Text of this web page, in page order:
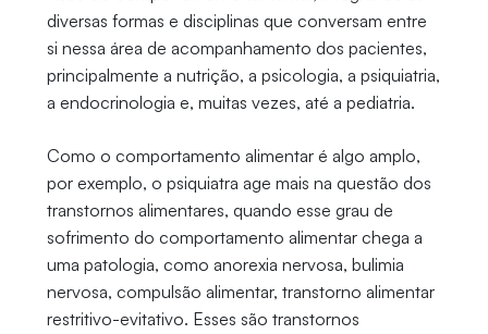
diversas formas e disciplinas que conversam entre
si nessa área de acompanhamento dos pacientes,
principalmente a nutrição, a psicologia, a psiquiatria,
a endocrinologia e, muitas vezes, até a pediatria.
Como o comportamento alimentar é algo amplo,
por exemplo, o psiquiatra age mais na questão dos
transtornos alimentares, quando esse grau de
sofrimento do comportamento alimentar chega a
uma patologia, como anorexia nervosa, bulimia
nervosa, compulsão alimentar, transtorno alimentar
restritivo-evitativo. Esses são transtornos